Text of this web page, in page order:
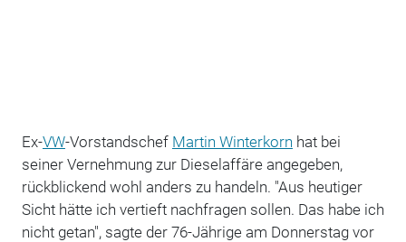
Ex-VW-Vorstandschef Martin Winterkorn hat bei
seiner Vernehmung zur Dieselaffäre angegeben,
rückblickend wohl anders zu handeln. "Aus heutiger
Sicht hätte ich vertieft nachfragen sollen. Das habe ich
nicht getan", sagte der 76-Jährige am Donnerstag vor